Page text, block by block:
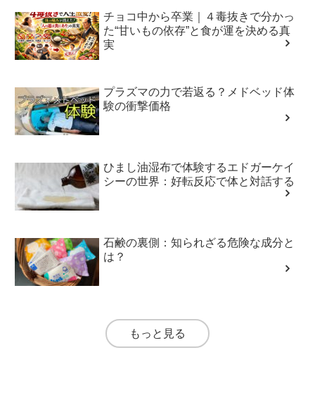
チョコ中から卒業｜４毒抜きで分かっ
た“甘いもの依存”と食が運を決める真
実
プラズマの力で若返る？メドベッド体
験の衝撃価格
ひまし油湿布で体験するエドガーケイ
シーの世界：好転反応で体と対話する
石鹸の裏側：知られざる危険な成分と
は？
もっと見る